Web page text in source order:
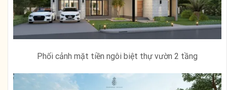
Phối cảnh mặt tiền ngôi biệt thự vườn 2 tầng